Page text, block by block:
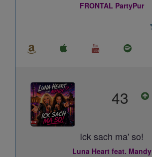
FRONTAL PartyPur
43
Ick sach ma' so!
Luna Heart feat. Mandy